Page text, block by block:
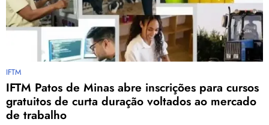
IFTM
IFTM Patos de Minas abre inscrições para cursos
gratuitos de curta duração voltados ao mercado
de trabalho